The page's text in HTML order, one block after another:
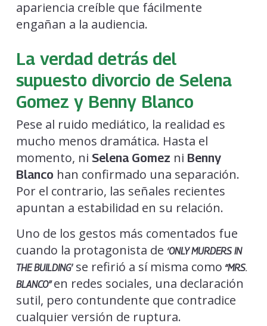
apariencia creíble que fácilmente
engañan a la audiencia.
La verdad detrás del
supuesto divorcio de Selena
Gomez y Benny Blanco
Pese al ruido mediático, la realidad es
mucho menos dramática. Hasta el
momento, ni Selena Gomez ni Benny
Blanco han confirmado una separación.
Por el contrario, las señales recientes
apuntan a estabilidad en su relación.
Uno de los gestos más comentados fue
cuando la protagonista de ‘ONLY MURDERS IN
THE BUILDING’se refirió a sí misma como “MRS.
BLANCO”en redes sociales, una declaración
sutil, pero contundente que contradice
cualquier versión de ruptura.